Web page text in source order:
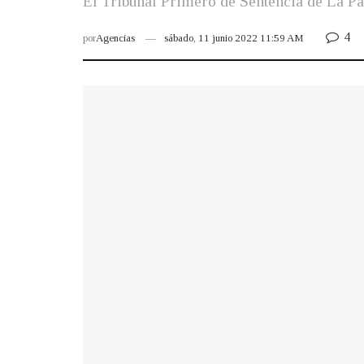
porAgencias sábado, 11 junio 2022 11:59 AM 4